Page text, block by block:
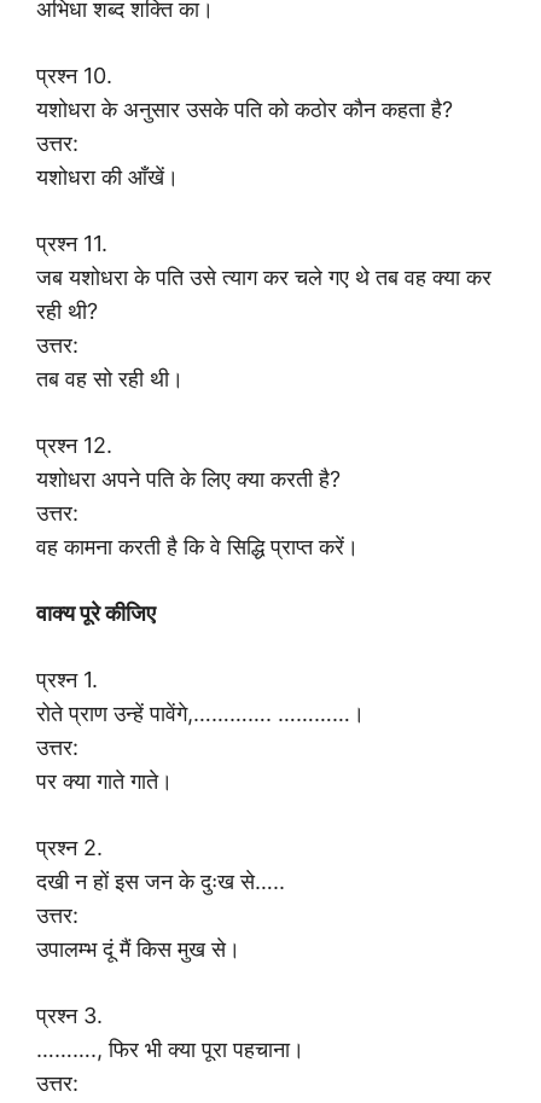
अभिधा शब्द शक्ति का।
प्रश्न 10.
यशोधरा के अनुसार उसके पति को कठोर कौन कहता है?
उत्तर:
यशोधरा की आँखें।
प्रश्न 11.
जब यशोधरा के पति उसे त्याग कर चले गए थे तब वह क्या कर
रही थी?
उत्तर:
तब वह सो रही थी।
प्रश्न 12.
यशोधरा अपने पति के लिए क्या करती है?
उत्तर:
वह कामना करती है कि वे सिद्धि प्राप्त करें।
वाक्य पूरे कीजिए
प्रश्न 1.
रोते प्राण उन्हें पावेंगे,…………. …………।
उत्तर:
पर क्या गाते गाते।
प्रश्न 2.
दखी न हों इस जन के दुःख से…..
उत्तर:
उपालम्भ दूं मैं किस मुख से।
प्रश्न 3.
………., फिर भी क्या पूरा पहचाना।
उत्तर: